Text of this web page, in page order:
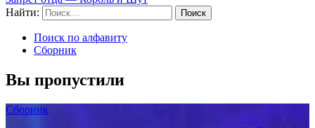
Найти:
Поиск по алфавиту
Сборник
Вы пропустили
Сборник